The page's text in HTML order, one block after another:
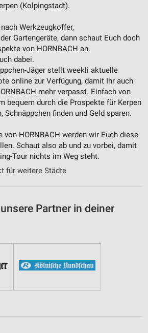
(Kolpingstadt).
Werkzeugkoffer,
Gartengeräte, dann schaut Euch doch
von HORNBACH an.
dabei.
Jäger stellt weekli aktuelle
online zur Verfügung, damit Ihr auch
mehr verpasst. Einfach von
bequem durch die Prospekte für Kerpen
Schnäppchen finden und Geld sparen.
von HORNBACH werden wir Euch diese
Schaut also ab und zu vorbei, damit
Tour nichts im Weg steht.
für weitere Städte
Partner in deiner